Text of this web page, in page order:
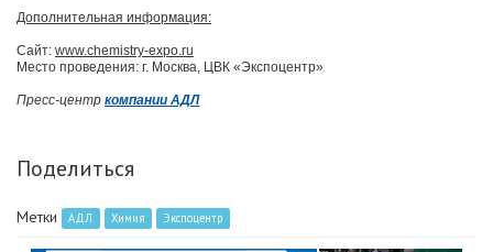
Дополнительная информация:
Сайт: www.chemistry-expo.ru
Место проведения: г. Москва, ЦВК «Экспоцентр»
Пресс-центр компании АДЛ
Поделиться
Метки АДЛ Химия Экспоцентр